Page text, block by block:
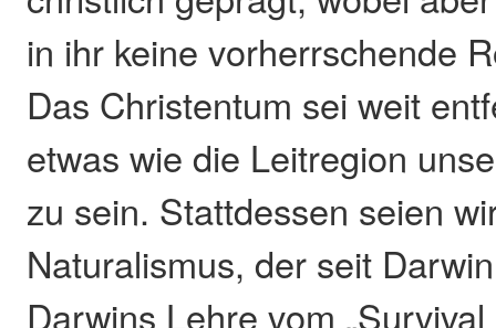
in ihr keine vorherrschende
Das Christentum sei weit
etwas wie die Leitregion
zu sein. Stattdessen seien
Naturalismus, der seit
Darwins Lehre vom